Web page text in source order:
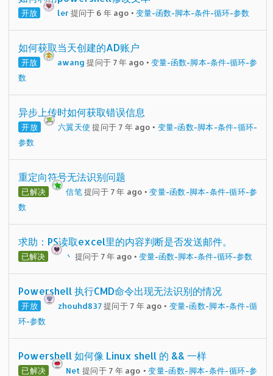
开放 ler 提问于 6 年 ago •变量-函数-脚本-条件-循环-参数
如何获取当天创建的AD账户
开放 awang 提问于 7 年 ago •变量-函数-脚本-条件-循环-参
数
异步上传时如何获取错误信息
开放 六翼天使 提问于 7 年 ago • 变量-函数-脚本-条件-循环-
参数
重定向符号无法识别问题
已解决 信笔提问于 7 年 ago •变量-函数-脚本-条件-循环-参
数
求助：PS读取excel里的内容判断是否发送邮件。
已解决 丶 提问于 7 年 ago •变量-函数-脚本-条件-循环-参数
Powershell 执行CMD命令出现无法识别的情况
开放 zhouhd837提问于 7 年 ago • 变量-函数-脚本-条件-循
环-参数
Powershell 如何像 Linux shell 的 && 一样
已解决 Net 提问于 7 年 ago •变量-函数-脚本-条件-循环-参